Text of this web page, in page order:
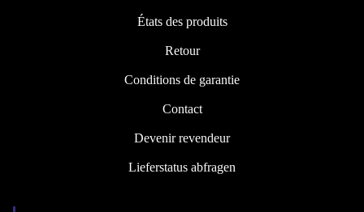
États des produits
Retour
Conditions de garantie
Contact
Devenir revendeur
Lieferstatus abfragen